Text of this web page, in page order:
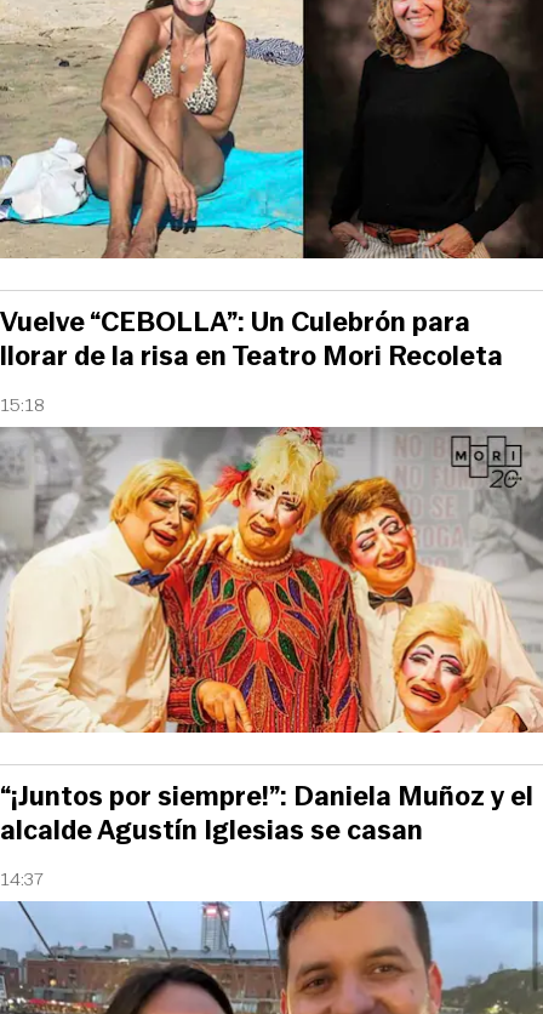
15:18
Vuelve “CEBOLLA”: Un Culebrón para
llorar de la risa en Teatro Mori Recoleta
14:37
“¡Juntos por siempre!”: Daniela Muñoz y el
alcalde Agustín Iglesias se casan